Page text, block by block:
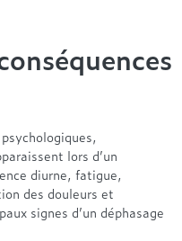
lors d’un
diurne, fatigue,
des douleurs et
signes d’un déphasage